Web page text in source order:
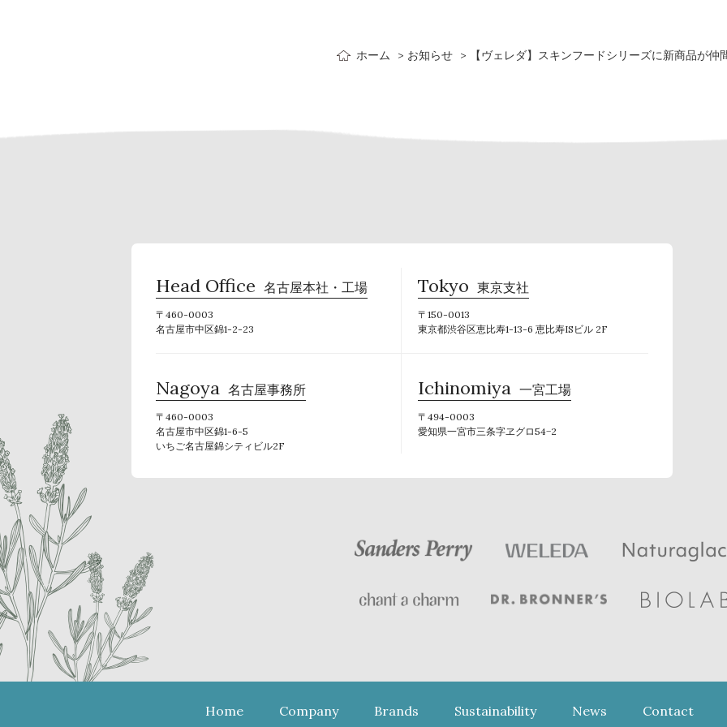
ホーム お知らせ 【ヴェレダ】スキンフードシリーズに新商品が仲
Head Office 名古屋本社・工場
〒460-0003
名古屋市中区錦1-2-23
Tokyo 東京支社
〒150-0013
東京都渋谷区恵比寿1-13-6 恵比寿ISビル 2F
Nagoya 名古屋事務所
〒460-0003
名古屋市中区錦1-6-5
いちご名古屋錦シティビル2F
Ichinomiya 一宮工場
〒494-0003
愛知県一宮市三条字ヱグロ54−2
Home Company Brands Sustainability News Contact